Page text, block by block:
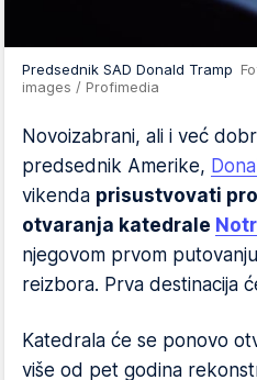
Predsednik SAD Donald Tramp
images / Profimedia
Novoizabrani, ali i već
predsednik Amerike,
vikenda prisustvovati
otvaranja katedrale
njegovom prvom
reizbora. Prva destinacija
Katedrala će se ponovo
više od pet godina